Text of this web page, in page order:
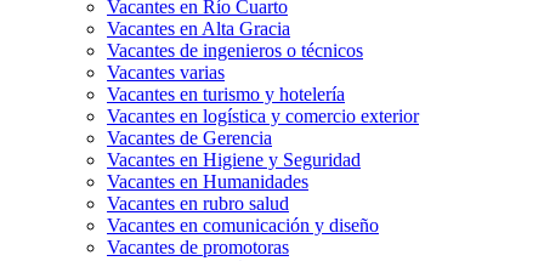
Vacantes en Río Cuarto
Vacantes en Alta Gracia
Vacantes de ingenieros o técnicos
Vacantes varias
Vacantes en turismo y hotelería
Vacantes en logística y comercio exterior
Vacantes de Gerencia
Vacantes en Higiene y Seguridad
Vacantes en Humanidades
Vacantes en rubro salud
Vacantes en comunicación y diseño
Vacantes de promotoras